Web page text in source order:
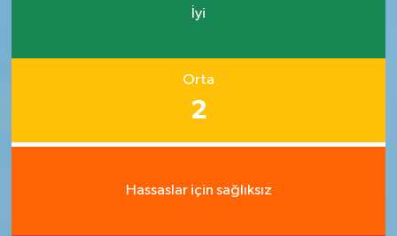
İyi
Orta
2
Hassaslar için sağlıksız